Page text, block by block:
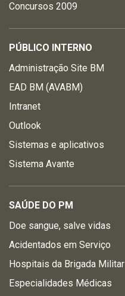
Concursos 2009
PÚBLICO INTERNO
Administração Site BM
EAD BM (AVABM)
Intranet
Outlook
Sistemas e aplicativos
Sistema Avante
SAÚDE DO PM
Doe sangue, salve vidas
Acidentados em Serviço
Hospitais da Brigada Militar
Especialidades Médicas